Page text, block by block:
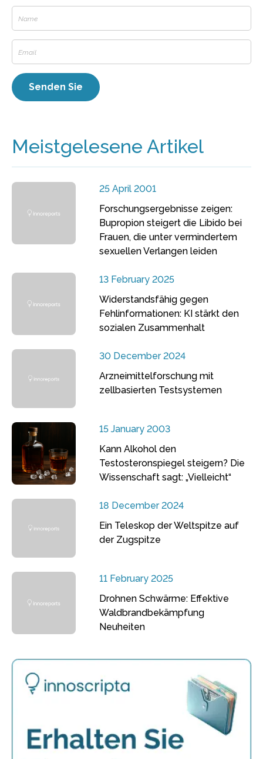
Meistgelesene Artikel
25 April 2001
Forschungsergebnisse zeigen:
Bupropion steigert die Libido bei
Frauen, die unter vermindertem
sexuellen Verlangen leiden
13 February 2025
Widerstandsfähig gegen
Fehlinformationen: KI stärkt den
sozialen Zusammenhalt
30 December 2024
Arzneimittelforschung mit
zellbasierten Testsystemen
15 January 2003
Kann Alkohol den
Testosteronspiegel steigern? Die
Wissenschaft sagt: „Vielleicht“
18 December 2024
Ein Teleskop der Weltspitze auf
der Zugspitze
11 February 2025
Drohnen Schwärme: Effektive
Waldbrandbekämpfung
Neuheiten